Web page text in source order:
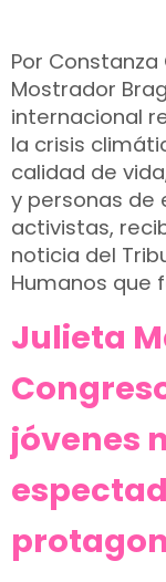
Por Constanza
Mostrador
internacional
la crisis
calidad de
y personas de
activistas,
noticia del
Humanos que
Julieta
jóvenes